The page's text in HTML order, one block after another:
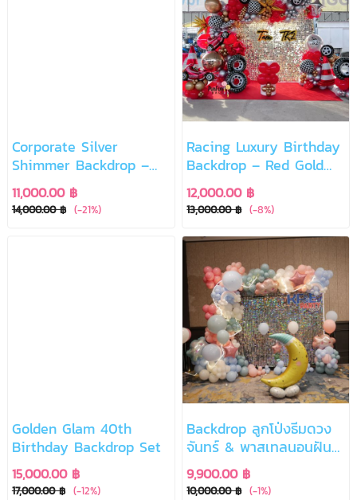
Corporate Silver
Shimmer Backdrop –
Luxury Event Edition
11,000.00 ฿
14,000.00 ฿ (-21%)
Racing Luxury Birthday
Backdrop – Red Gold
Edition
12,000.00 ฿
13,000.00 ฿ (-8%)
Golden Glam 40th
Birthday Backdrop Set
15,000.00 ฿
17,000.00 ฿ (-12%)
Backdrop ลูกโป่งธีมดวง
จันทร์ & พาสเทลนอนฝันดี
(Dreamy Moon Party)
9,900.00 ฿
10,000.00 ฿ (-1%)